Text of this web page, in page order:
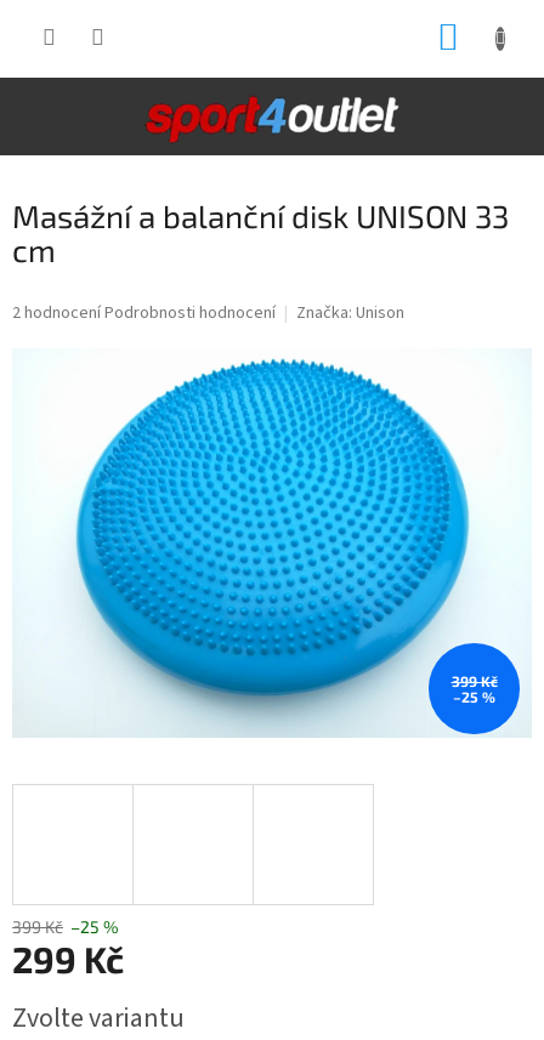
Masážní a balanční disk UNISON 33
cm
Průměrné
hvězdiček.
2 hodnoceníPodrobnosti hodnocení Značka: Unison
399 Kč
–25 %
399 Kč –25 %
299 Kč
cena:
Zvolte variantu